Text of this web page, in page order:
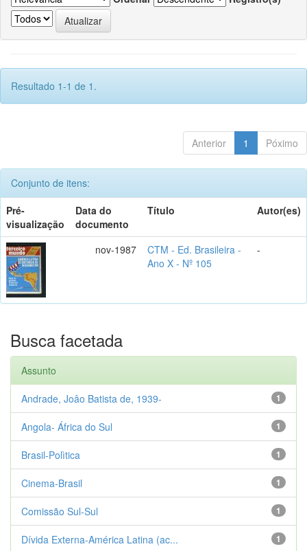
Resultado 1-1 de 1.
Anterior 1 Póximo
Conjunto de itens:
Pré-
visualização
Data do
documento
Título Autor(es)
nov-1987
CTM - Ed. Brasileira -
Ano X - Nº 105
-
Busca facetada
Assunto
1
Andrade, Joâo Batista de, 1939-
1
Angola- África do Sul
1
Brasil-Polìtica
1
Cinema-Brasil
1
Comissão Sul-Sul
1
Dívida Externa-América Latina (ac...